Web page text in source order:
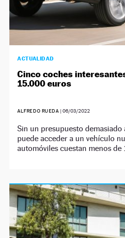
ACTUALIDAD
Cinco coches
15.000 euros
ALFREDO RUEDA | 06/03/2022
Sin un presupuesto
puede acceder a un vehículo
automóviles cuestan menos de